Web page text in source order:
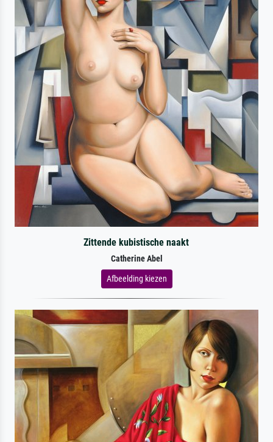
Zittende kubistische naakt
Catherine Abel
Afbeelding kiezen